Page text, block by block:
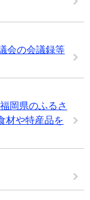
会の会議録等
岡県のふるさ
材や特産品を